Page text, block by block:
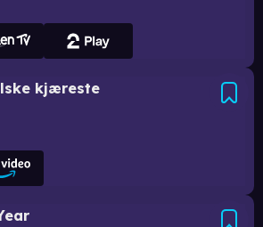
kjæreste